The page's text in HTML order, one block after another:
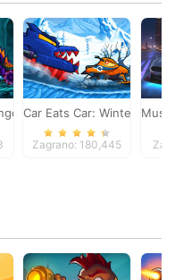
Adventure
Car Eats Car: Winter
Zagrano: 180,445